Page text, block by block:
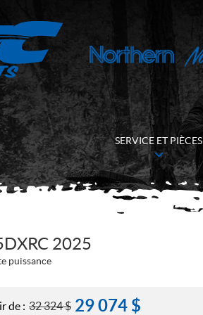
SERVICE ET PIÈCES
2025
puissance
de : 32 324$ 29 074 $